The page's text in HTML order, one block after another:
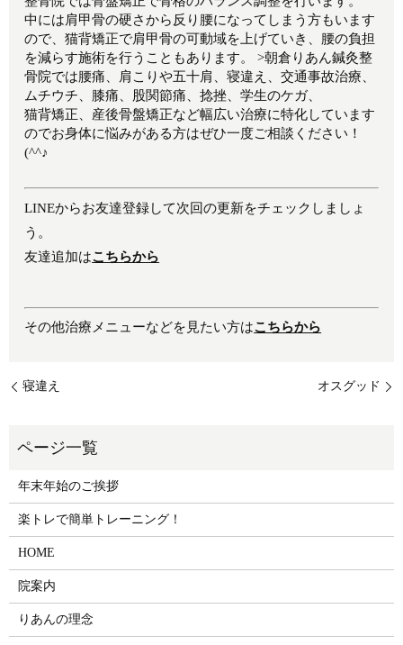
中には肩甲骨の硬さから反り腰になってしまう方もいます
ので、猫背矯正で肩甲骨の可動域を上げていき、腰の負担
を減らす施術を行うこともあります。 >朝倉りあん鍼灸整
骨院では腰痛、肩こりや五十肩、寝違え、交通事故治療、
ムチウチ、膝痛、股関節痛、捻挫、学生のケガ、
猫背矯正、産後骨盤矯正など幅広い治療に特化しています
のでお身体に悩みがある方はぜひ一度ご相談ください！
(^^♪
LINEからお友達登録して次回の更新をチェックしましょ
う。
友達追加はこちらから
その他治療メニューなどを見たい方はこちらから
寝違え オスグッド
年末年始のご挨拶
楽トレで簡単トレーニング！
HOME
院案内
りあんの理念